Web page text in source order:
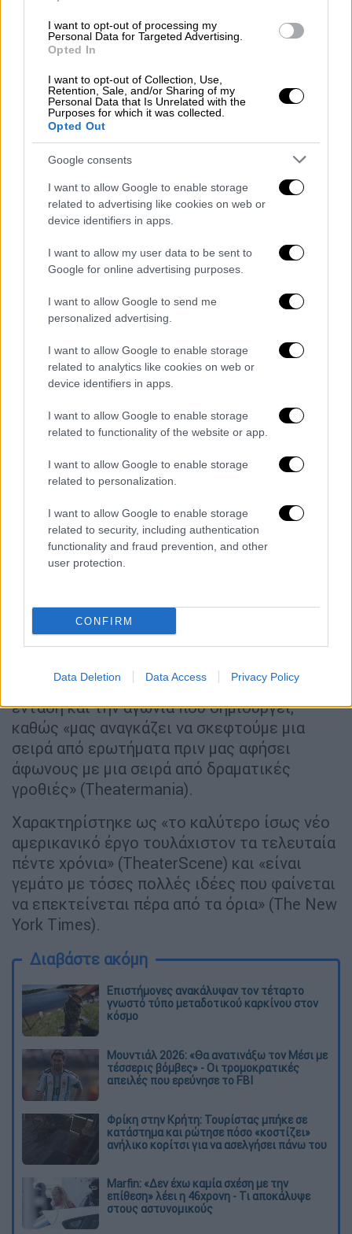
I want to opt-out of processing my
Personal Data for Targeted Advertising.
Opted In
I want to opt-out of Collection, Use,
Retention, Sale, and/or Sharing of my
Personal Data that Is Unrelated with the
Purposes for which it was collected.
Opted Out
Google consents
I want to allow Google to enable storage
related to advertising like cookies on web or
device identifiers in apps.
I want to allow my user data to be sent to
Google for online advertising purposes.
I want to allow Google to send me
personalized advertising.
I want to allow Google to enable storage
related to analytics like cookies on web or
device identifiers in apps.
I want to allow Google to enable storage
related to functionality of the website or app.
I want to allow Google to enable storage
related to personalization.
I want to allow Google to enable storage
related to security, including authentication
functionality and fraud prevention, and other
user protection.
CONFIRM
Data Deletion Data Access Privacy Policy
όμως, αυτή δε θα είναι μία τυπική συνεδρία.
Μέσα από αποκαλύψεις και συγκλονιστικές
ανατροπές και θέτοντας στο επίκεντρο το
αλόγιστη χρήση της ψηφιακής τεχνολογίας
μπορούν να μετατρέψουν τη δουλειά σε
δουλεία, την εργασία σε σκλαβιά,
η «Δουλεία» φέρνει στο φως τις σκοτεινές
πλευρές των ανθρώπων, μιλά για το τραύμα,
την απαξίωση, την εκμετάλλευση, την ψυχική
ασθένεια, αλλά και την πάλη ανάμεσα στην
υποχρέωση προς την κοινωνία και την
εξυπηρέτηση του προσωπικού
συμφέροντος.
ΔΙΑΒΑΣΤΕ ΕΠΙΣΗΣ
Θέατρο|08.09.2025 21:15
Ερρίκος Ε': Το άγνωστο έργο του
Σαίξπηρ ανεβαίνει στη σκηνή για
πρώτη φορά μετά από 85 χρόνια
Η «Δουλεία» παίχτηκε για πρώτη φορά σε
θέατρο off- Broadway το 2023, κερδίζοντας
τις εντυπώσεις. Την επόμενη χρονιά
μεταφέρθηκε στο Broadway και από εκεί σε
άλλα θέατρα της Αμερικής και του Καναδά,
πρεμιέρα στη Βραζιλία και την Αυστραλία.
Η κριτική υποδέχτηκε με ενθουσιασμό το
, σχολιάζοντας την τόλμη και την
πολυεπίπεδη θεματολογία του, αλλά και την
ένταση και την αγωνία που δημιουργεί,
καθώς «μας αναγκάζει να σκεφτούμε μια
σειρά από ερωτήματα πριν μας αφήσει
άφωνους με μια σειρά από δραματικές
γροθιές» (Theatermania).
Χαρακτηρίστηκε ως «το καλύτερο ίσως νέο
αμερικανικό έργο τουλάχιστον τα τελευταία
πέντε χρόνια» (TheaterScene) και «είναι
γεμάτο με τόσες πολλές ιδέες που φαίνεται
να επεκτείνεται πέρα από τα όρια» (The New
York Times).
Διαβάστε ακόμη
Επιστήμονες ανακάλυψαν τον τέταρτο
γνωστό τύπο μεταδοτικού καρκίνου στον
κόσμο
Μουντιάλ 2026: «Θα ανατινάξω τον Μέσι με
τέσσερις βόμβες» - Οι τρομοκρατικές
απειλές που ερεύνησε το FBI
Φρίκη στην Κρήτη: Τουρίστας μπήκε σε
κατάστημα και ρώτησε πόσο «κοστίζει»
ανήλικο κορίτσι για να ασελγήσει πάνω του
Marfin: «Δεν έχω καμία σχέση με την
επίθεση» λέει η 46χρονη - Τι αποκάλυψε
στους αστυνομικούς